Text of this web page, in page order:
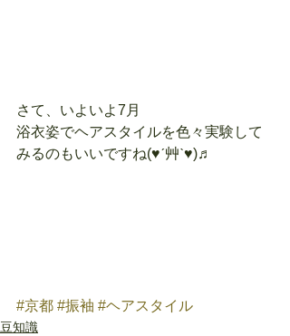
さて、いよいよ7月
浴衣姿でヘアスタイルを色々実験して
みるのもいいですね(♥ˊ艸ˋ♥)♬
#京都 #振袖 #ヘアスタイル
豆知識